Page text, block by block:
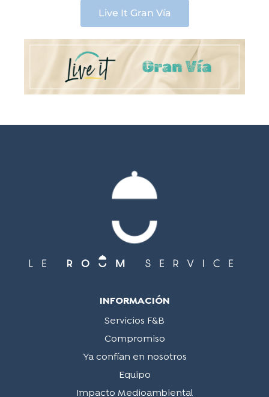
Live It Gran Vía
INFORMACIÓN
Servicios F&B
Compromiso
Ya confían en nosotros
Equipo
Impacto Medioambiental